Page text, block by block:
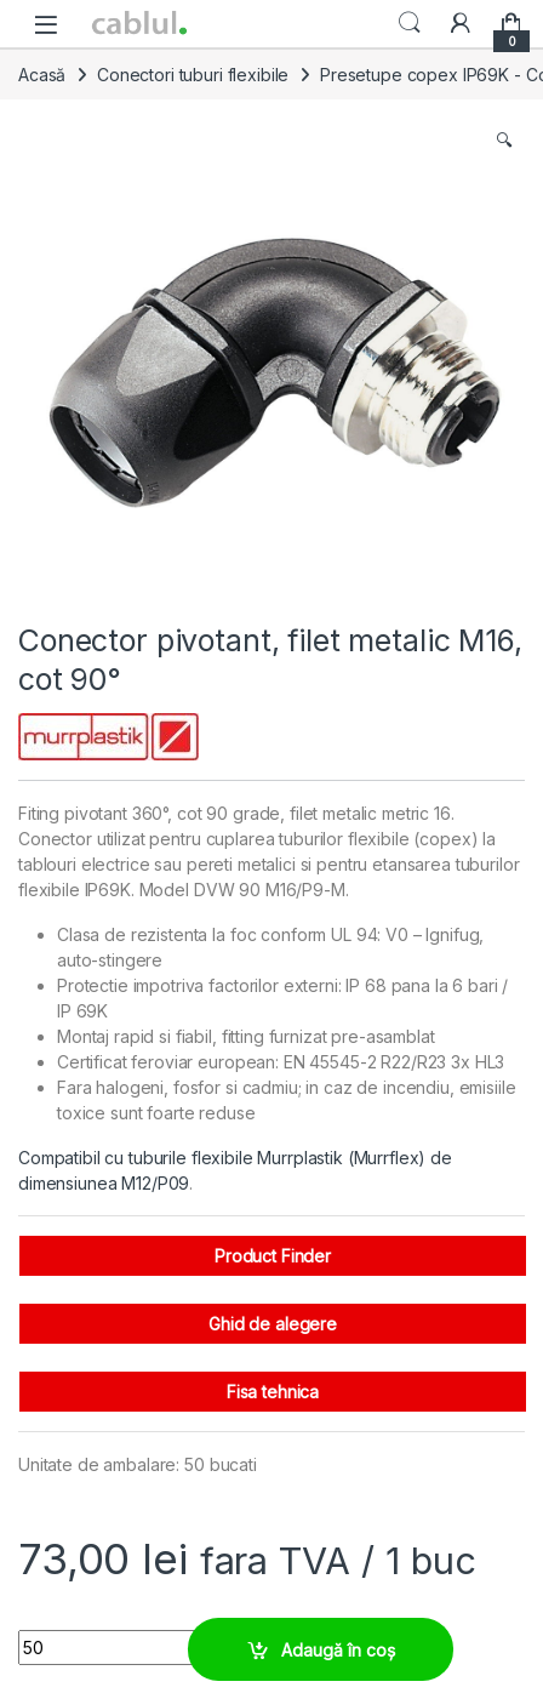
Skip to navigation
Skip to content
0
Acasă Conectori tuburi flexibile Presetupe copex IP69K -
🔍
Conector pivotant, filet metalic M16,
cot 90°
Fiting pivotant 360°, cot 90 grade, filet metalic metric 16.
Conector utilizat pentru cuplarea tuburilor flexibile (copex) la
tablouri electrice sau pereti metalici si pentru etansarea tuburilor
flexibile IP69K. Model DVW 90 M16/P9-M.
Clasa de rezistenta la foc conform UL 94: V0 – Ignifug,
auto-stingere
Protectie impotriva factorilor externi: IP 68 pana la 6 bari /
IP 69K
Montaj rapid si fiabil, fitting furnizat pre-asamblat
Certificat feroviar european: EN 45545-2 R22/R23 3x HL3
Fara halogeni, fosfor si cadmiu; in caz de incendiu, emisiile
toxice sunt foarte reduse
Compatibil cu tuburile flexibile Murrplastik (Murrflex) de
dimensiunea M12/P09.
Product Finder
Ghid de alegere
Fisa tehnica
Unitate de ambalare: 50 bucati
73,00 lei fara TVA / 1 buc
Conector pivotant, filet metalic M16, cot 90° quantity
Adaugă în coș